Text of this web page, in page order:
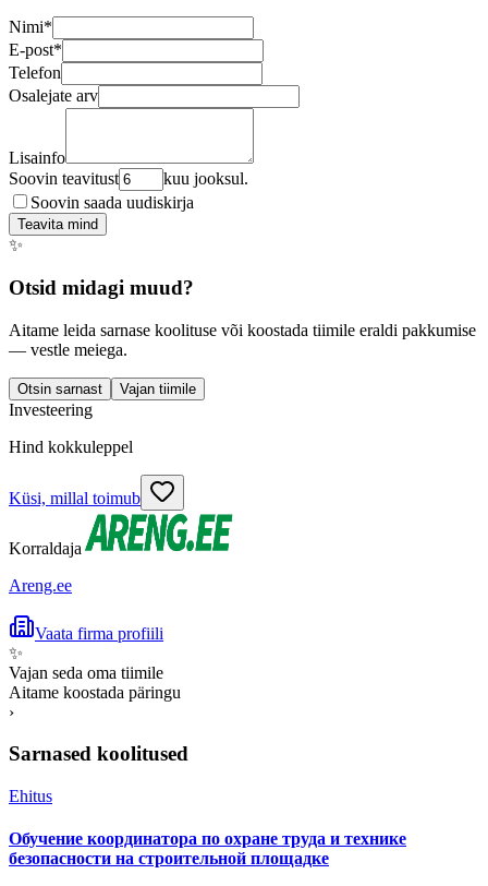
Nimi*
E-post*
Telefon
Osalejate arv
Lisainfo
Soovin teavitust
kuu jooksul.
Soovin saada uudiskirja
Teavita mind
✨
Otsid midagi muud?
Aitame leida sarnase koolituse või koostada tiimile eraldi pakkumise
— vestle meiega.
Otsin sarnast Vajan tiimile
Investeering
Hind kokkuleppel
Küsi, millal toimub
Korraldaja
Areng.ee
Vaata firma profiili
✨
Vajan seda oma tiimile
Aitame koostada päringu
›
Sarnased koolitused
Ehitus
Обучение координатора по охране труда и технике
безопасности на строительной площадке